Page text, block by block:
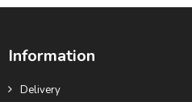
Information
Delivery